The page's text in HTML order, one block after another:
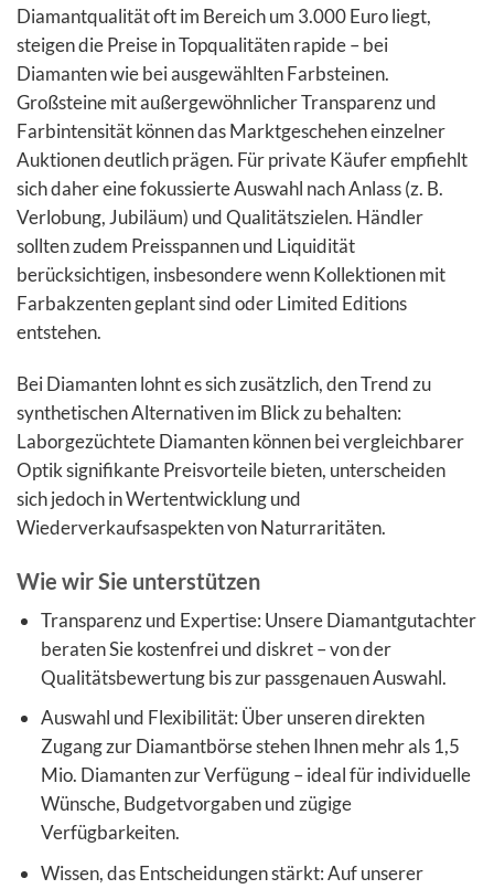
Diamantqualität oft im Bereich um 3.000 Euro liegt,
steigen die Preise in Topqualitäten rapide – bei
Diamanten wie bei ausgewählten Farbsteinen.
Großsteine mit außergewöhnlicher Transparenz und
Farbintensität können das Marktgeschehen einzelner
Auktionen deutlich prägen. Für private Käufer empfiehlt
sich daher eine fokussierte Auswahl nach Anlass (z. B.
Verlobung, Jubiläum) und Qualitätszielen. Händler
sollten zudem Preisspannen und Liquidität
berücksichtigen, insbesondere wenn Kollektionen mit
Farbakzenten geplant sind oder Limited Editions
entstehen.
Bei Diamanten lohnt es sich zusätzlich, den Trend zu
synthetischen Alternativen im Blick zu behalten:
Laborgezüchtete Diamanten können bei vergleichbarer
Optik signifikante Preisvorteile bieten, unterscheiden
sich jedoch in Wertentwicklung und
Wiederverkaufsaspekten von Naturraritäten.
Wie wir Sie unterstützen
Transparenz und Expertise: Unsere Diamantgutachter
beraten Sie kostenfrei und diskret – von der
Qualitätsbewertung bis zur passgenauen Auswahl.
Auswahl und Flexibilität: Über unseren direkten
Zugang zur Diamantbörse stehen Ihnen mehr als 1,5
Mio. Diamanten zur Verfügung – ideal für individuelle
Wünsche, Budgetvorgaben und zügige
Verfügbarkeiten.
Wissen, das Entscheidungen stärkt: Auf unserer